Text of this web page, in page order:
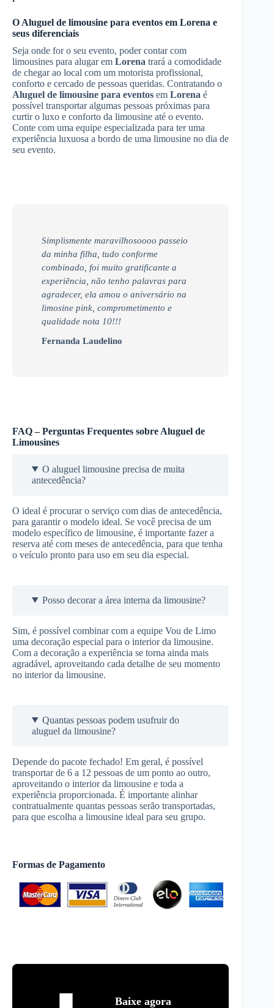
O Aluguel de limousine para eventos em Lorena e
seus diferenciais
Seja onde for o seu evento, poder contar com
limousines para alugar em Lorena trará a comodidade
de chegar ao local com um motorista profissional,
conforto e cercado de pessoas queridas. Contratando o
Aluguel de limousine para eventos em Lorena é
possível transportar algumas pessoas próximas para
curtir o luxo e conforto da limousine até o evento.
Conte com uma equipe especializada para ter uma
experiência luxuosa a bordo de uma limousine no dia de
seu evento.
Simplismente maravilhosoooo passeio
da minha filha, tudo conforme
combinado, foi muito gratificante a
experiência, não tenho palavras para
agradecer, ela amou o aniversário na
limosine pink, comprometimento e
qualidade nota 10!!!
Fernanda Laudelino
FAQ – Perguntas Frequentes sobre Aluguel de
Limousines
O aluguel limousine precisa de muita
antecedência?
O ideal é procurar o serviço com dias de antecedência,
para garantir o modelo ideal. Se você precisa de um
modelo específico de limousine, é importante fazer a
reserva até com meses de antecedência, para que tenha
o veículo pronto para uso em seu dia especial.
Posso decorar a área interna da limousine?
Sim, é possível combinar com a equipe Vou de Limo
uma decoração especial para o interior da limousine.
Com a decoração a experiência se torna ainda mais
agradável, aproveitando cada detalhe de seu momento
no interior da limousine.
Quantas pessoas podem usufruir do
aluguel da limousine?
Depende do pacote fechado! Em geral, é possível
transportar de 6 a 12 pessoas de um ponto ao outro,
aproveitando o interior da limousine e toda a
experiência proporcionada. É importante alinhar
contratualmente quantas pessoas serão transportadas,
para que escolha a limousine ideal para seu grupo.
Formas de Pagamento
Baixe agora